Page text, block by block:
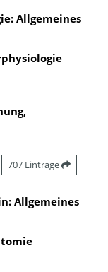
Allgemeines
707 Einträge
Allgemeines